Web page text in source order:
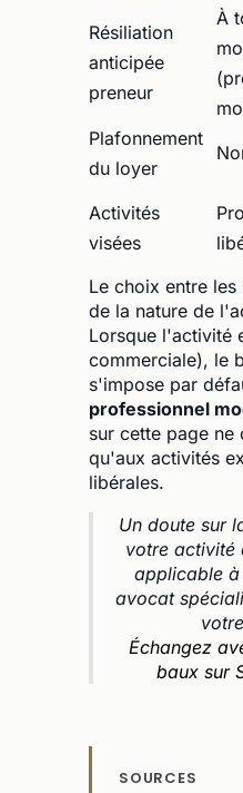
Résiliation
anticipée
preneur
À
Plafonnement
du loyer
Activités
visées
Le choix entre
de la nature de
Lorsque l'activité
commerciale), le
s'impose par
professionnel
sur cette page ne
qu'aux activités
libérales.
Un doute sur
votre activité
applicable
avocat
Échangez
baux sur
SOURCES